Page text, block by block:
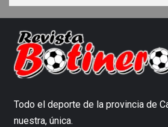
Todo el deporte de la provincia de
nuestra, única.